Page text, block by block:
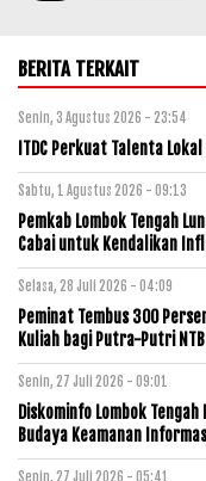
BERITA TERKAIT
Senin, 3 Agustus 2026 - 23:54
ITDC Perkuat Talenta
Sabtu, 1 Agustus 2026 - 09:13
Pemkab Lombok Tengah
Cabai untuk Kendalikan
Selasa, 28 Juli 2026 - 04:09
Peminat Tembus 300
Kuliah bagi Putra-Putri NTB
Senin, 27 Juli 2026 - 09:01
Diskominfo Lombok
Budaya Keamanan
Senin, 27 Juli 2026 - 05:41